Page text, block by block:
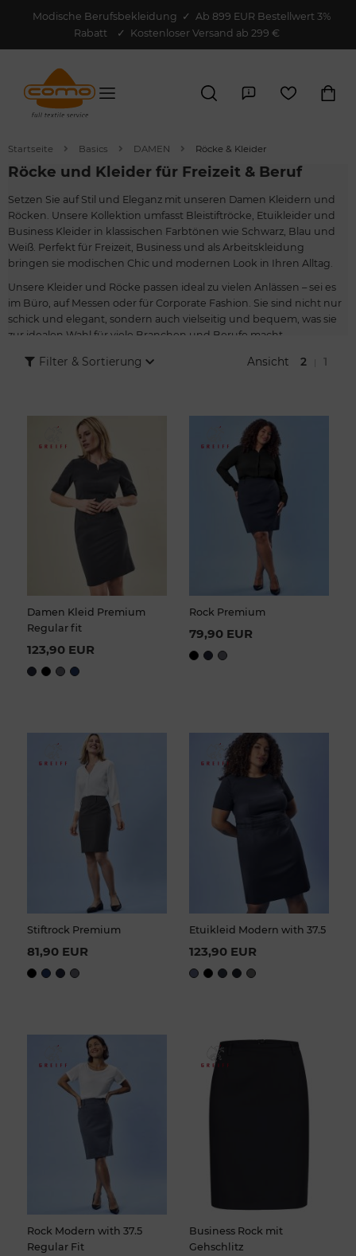
Modische Berufsbekleidung ✓ Ab 899 EUR Bestellwert 3%
Rabatt
✓ Kostenloser Versand ab 299 €
Startseite Basics DAMEN Röcke & Kleider
Röcke und Kleider für Freizeit & Beruf
Setzen Sie auf Stil und Eleganz mit unseren Damen Kleidern und
Röcken. Unsere Kollektion umfasst Bleistiftröcke, Etuikleider und
Business Kleider in klassischen Farbtönen wie Schwarz, Blau und
Weiß. Perfekt für Freizeit, Business und als Arbeitskleidung
bringen sie modischen Chic und modernen Look in Ihren Alltag.
Unsere Kleider und Röcke passen ideal zu vielen Anlässen – sei es
im Büro, auf Messen oder für Corporate Fashion. Sie sind nicht nur
schick und elegant, sondern auch vielseitig und bequem, was sie
zur idealen Wahl für viele Branchen und Berufe macht.
unserem Shop, um ein komplettes Kostüm zu erhalten.
Image Ihres Unternehmens. Kaufen Sie jetzt unsere Damen
Kleider und Röcke und erleben Sie, wie sie Ihre Garderobe
Filter & Sortierung Ansicht 2 1
Damen Kleid Premium
Regular fit
123,90 EUR
Rock Premium
79,90 EUR
Stiftrock Premium
81,90 EUR
Etuikleid Modern with 37.5
123,90 EUR
Rock Modern with 37.5
Regular Fit
Business Rock mit
Gehschlitz